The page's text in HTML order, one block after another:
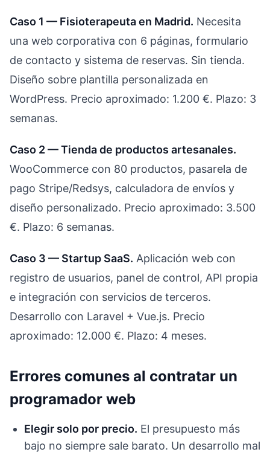
Caso 1 — Fisioterapeuta en Madrid. Necesita
una web corporativa con 6 páginas, formulario
de contacto y sistema de reservas. Sin tienda.
Diseño sobre plantilla personalizada en
WordPress. Precio aproximado: 1.200 €. Plazo: 3
semanas.
Caso 2 — Tienda de productos artesanales.
WooCommerce con 80 productos, pasarela de
pago Stripe/Redsys, calculadora de envíos y
diseño personalizado. Precio aproximado: 3.500
€. Plazo: 6 semanas.
Caso 3 — Startup SaaS. Aplicación web con
registro de usuarios, panel de control, API propia
e integración con servicios de terceros.
Desarrollo con Laravel + Vue.js. Precio
aproximado: 12.000 €. Plazo: 4 meses.
Errores comunes al contratar un
programador web
Elegir solo por precio. El presupuesto más
bajo no siempre sale barato. Un desarrollo mal